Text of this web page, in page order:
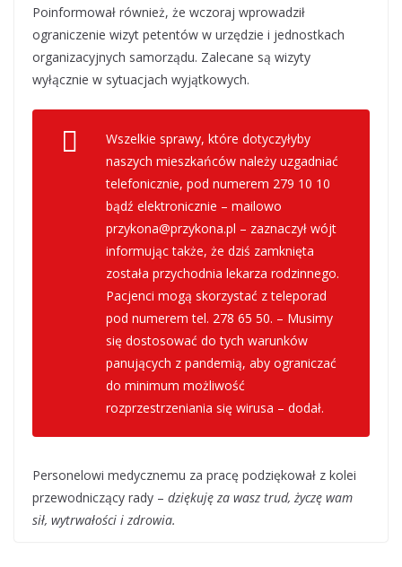
Poinformował również, że wczoraj wprowadził
ograniczenie wizyt petentów w urzędzie i jednostkach
organizacyjnych samorządu. Zalecane są wizyty
wyłącznie w sytuacjach wyjątkowych.
Wszelkie sprawy, które dotyczyłyby
naszych mieszkańców należy uzgadniać
telefonicznie, pod numerem 279 10 10
bądź elektronicznie – mailowo
przykona@przykona.pl – zaznaczył wójt
informując także, że dziś zamknięta
została przychodnia lekarza rodzinnego.
Pacjenci mogą skorzystać z teleporad
pod numerem tel. 278 65 50. – Musimy
się dostosować do tych warunków
panujących z pandemią, aby ograniczać
do minimum możliwość
rozprzestrzeniania się wirusa – dodał.
Personelowi medycznemu za pracę podziękował z kolei
przewodniczący rady – dziękuję za wasz trud, życzę wam
sił, wytrwałości i zdrowia.